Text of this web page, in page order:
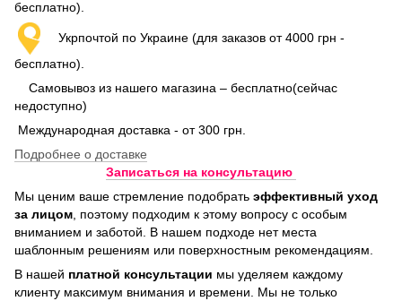
бесплатно).
Укрпочтой по Украине (для заказов от 4000 грн -
бесплатно).
Самовывоз из нашего магазина – бесплатно(сейчас
недоступно)
Международная доставка - от 300 грн.
Подробнее о доставке
Записаться на консультацию
Мы ценим ваше стремление подобрать эффективный уход
за лицом , поэтому подходим к этому вопросу с особым
вниманием и заботой. В нашем подходе нет места
шаблонным решениям или поверхностным рекомендациям.
В нашей платной консультации мы уделяем каждому
клиенту максимум внимания и времени. Мы не только